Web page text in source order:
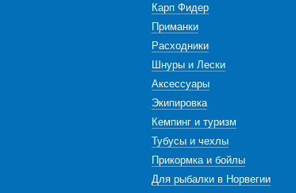
Карп Фидер
Приманки
Расходники
Шнуры и Лески
Аксессуары
Экипировка
Кемпинг и туризм
Тубусы и чехлы
Прикормка и бойлы
Для рыбалки в Норвегии